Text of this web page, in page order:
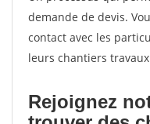
demande de devis.
contact avec les
leurs chantiers
Rejoignez